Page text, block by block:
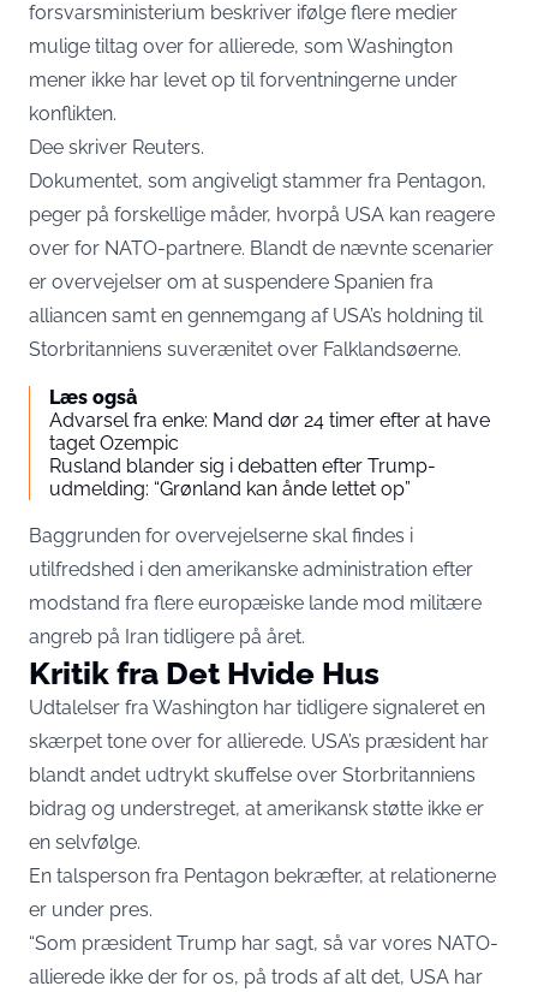
forsvarsministerium beskriver ifølge flere medier
mulige tiltag over for allierede, som Washington
mener ikke har levet op til forventningerne under
konflikten.
Dee skriver Reuters.
Dokumentet, som angiveligt stammer fra Pentagon,
peger på forskellige måder, hvorpå USA kan reagere
over for NATO-partnere. Blandt de nævnte scenarier
er overvejelser om at suspendere Spanien fra
alliancen samt en gennemgang af USA’s holdning til
Storbritanniens suverænitet over Falklandsøerne.
Læs også
Advarsel fra enke: Mand dør 24 timer efter at have
taget Ozempic
Rusland blander sig i debatten efter Trump-
udmelding: “Grønland kan ånde lettet op”
Baggrunden for overvejelserne skal findes i
utilfredshed i den amerikanske administration efter
modstand fra flere europæiske lande mod militære
angreb på Iran tidligere på året.
Kritik fra Det Hvide Hus
Udtalelser fra Washington har tidligere signaleret en
skærpet tone over for allierede. USA’s præsident har
blandt andet udtrykt skuffelse over Storbritanniens
bidrag og understreget, at amerikansk støtte ikke er
en selvfølge.
En talsperson fra Pentagon bekræfter, at relationerne
er under pres.
“Som præsident Trump har sagt, så var vores NATO-
allierede ikke der for os, på trods af alt det, USA har